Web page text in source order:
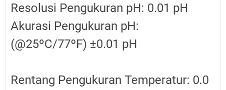
Resolusi Pengukuran pH: 0.01 pH
Akurasi Pengukuran pH:
(@25ºC/77ºF) ±0.01 pH
Rentang Pengukuran Temperatur: 0.0